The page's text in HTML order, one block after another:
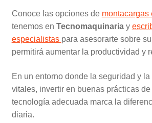
Conoce las opciones de montacargas
tenemos en Tecnomaquinariay
especialistas para asesorarte sobre
permitirá aumentar la productividad y
En un entorno donde la seguridad y
vitales, invertir en buenas prácticas
tecnología adecuada marca la
diaria.